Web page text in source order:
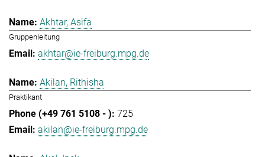
Akhtar, Asifa
Gruppenleitung
akhtar@ie-freiburg.mpg.de
Akilan, Rithisha
Praktikant
725
akilan@ie-freiburg.mpg.de